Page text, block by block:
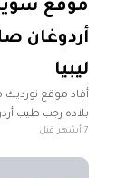
موقع
أردوغان
ليبيا
أفاد موقع نورديك
بلاده رجب طيب
وجود جماعات7 أشهر قبل